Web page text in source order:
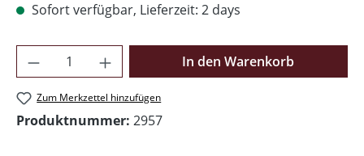
Sofort verfügbar, Lieferzeit: 2 days
Produkt Anzahl: Gib den gewünschten
In den Warenkorb
Zum Merkzettel hinzufügen
Produktnummer: 2957